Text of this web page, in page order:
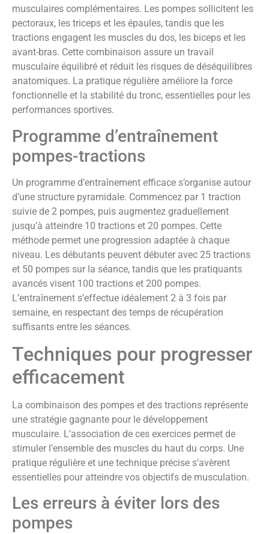
musculaires complémentaires. Les pompes sollicitent les
pectoraux, les triceps et les épaules, tandis que les
tractions engagent les muscles du dos, les biceps et les
avant-bras. Cette combinaison assure un travail
musculaire équilibré et réduit les risques de déséquilibres
anatomiques. La pratique régulière améliore la force
fonctionnelle et la stabilité du tronc, essentielles pour les
performances sportives.
Programme d’entraînement
pompes-tractions
Un programme d’entraînement efficace s’organise autour
d’une structure pyramidale. Commencez par 1 traction
suivie de 2 pompes, puis augmentez graduellement
jusqu’à atteindre 10 tractions et 20 pompes. Cette
méthode permet une progression adaptée à chaque
niveau. Les débutants peuvent débuter avec 25 tractions
et 50 pompes sur la séance, tandis que les pratiquants
avancés visent 100 tractions et 200 pompes.
L’entraînement s’effectue idéalement 2 à 3 fois par
semaine, en respectant des temps de récupération
suffisants entre les séances.
Techniques pour progresser
efficacement
La combinaison des pompes et des tractions représente
une stratégie gagnante pour le développement
musculaire. L’association de ces exercices permet de
stimuler l’ensemble des muscles du haut du corps. Une
pratique régulière et une technique précise s’avèrent
essentielles pour atteindre vos objectifs de musculation.
Les erreurs à éviter lors des
pompes